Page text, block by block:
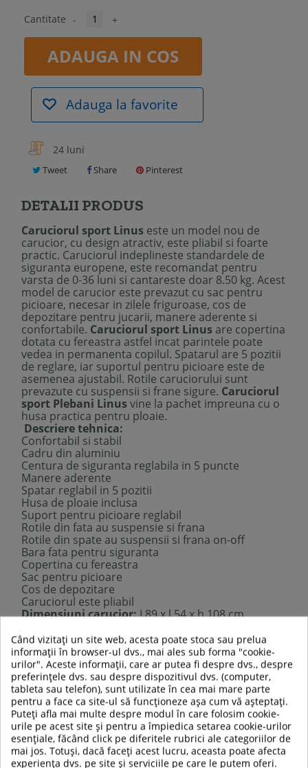
Cantitate - +
ADAUGA IN COS
Adauga la favorite
24 luni
Tweet Share Pinterest
DETALII PRODUS
Caruciorul sport Linus este un model nou de
carucior, cu design atractiv, este pliabil si foarte
practic. Caruciorul indeplineste standardele de
siguranta europene, este recomandat pentru
varsta de 0-36 luni si cantareste doar 8.50 kg. Acest
model de carucior este prevazut cu sac pentru
picioare, necesar in zilele friguroase, cos de
depozitare pentru jucarii, manere aderente si
confortabile. Caruciorul sport Linus are copertina
dotata cu fereastra astfel incat parintele poate
vedea in permanenta copilul. Spatarul are 5 pozitii
de reglare, iar suportul pentru picioare este de
asemenea ajustabil. Rotile caruciorului sunt
prevazute cu suspensii si frane sigure. Caruciorul
sport Plebani Linusvine la pachet impreuna cu o
husa practica pentru ploaie.
Descriere tehnica:
Confortabil si stabil
Cadru din aluminiu
Centura de siguranta reglabila in 5 puncte
Manere aderente
Spatar reglabil in 5 pozitii
Husa de ploaie inclusa
Suport pentru picioare reglabil
Rotile din fata au suspensie si frana
Rotile din spate au suspensii si frana on-off
Bara fata pentru siguranta
Copertina cu fereastra
Sac pentru picioare
Cos de depozitare
Caruciorul este pliabil
Dimensiuni carucior:L89 x l 54 x h 108 cm
Greutate carucior:8.50 kg
Recomandat pentru varsta:6-36 luni
Greutate maxima admisa:6-18 kg
Indeplineste normele de siguranta EN 1888
TABEL DE DATE
Greutate maxima
18 kg
Când vizitați un site web, acesta poate stoca sau prelua
informații în browser-ul dvs., mai ales sub forma "cookie-
urilor". Aceste informații, care ar putea fi despre dvs., despre
preferințele dvs. sau despre dispozitivul dvs. (computer,
tableta sau telefon), sunt utilizate în cea mai mare parte
pentru a face ca site-ul să funcționeze așa cum vă așteptați.
Puteți afla mai multe despre modul în care folosim cookie-
urile pe acest site și pentru a împiedica setarea cookie-urilor
esențiale, făcând click pe diferitele rubrici ale categoriilor de
mai jos. Totuși, dacă faceți acest lucru, aceasta poate afecta
experiența dvs. pe site și serviciile pe care le putem oferi.